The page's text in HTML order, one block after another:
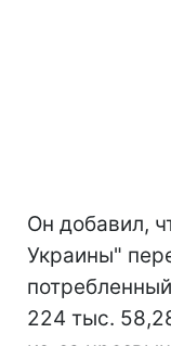
Он добавил,
Украины"
224 тыс.